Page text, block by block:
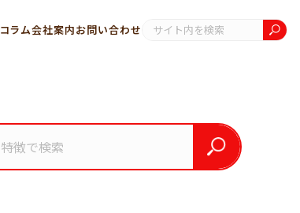
コラム会社案内お問い合わせ